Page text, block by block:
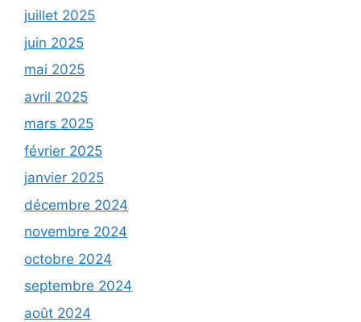
juillet 2025
juin 2025
mai 2025
avril 2025
mars 2025
février 2025
janvier 2025
décembre 2024
novembre 2024
octobre 2024
septembre 2024
août 2024